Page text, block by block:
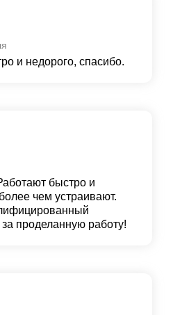
и недорого, спасибо.
быстро и
чем устраивают.
проделанную работу!